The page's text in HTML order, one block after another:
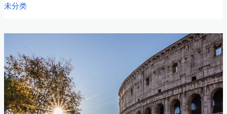
留
贷
款
最
新
攻
未分类